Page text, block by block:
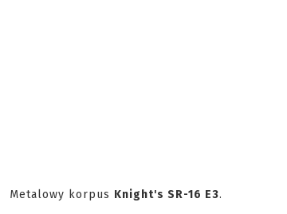
Metalowy korpus Knight's SR-16 E3.